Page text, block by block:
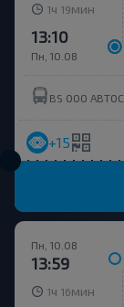
1ч 19 мин
Пн, 10.08
13:10
+15
Пн, 10.08
13:59
1ч 16 мин